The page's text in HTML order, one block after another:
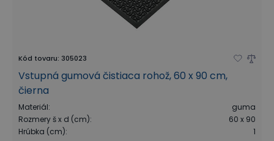
Kód tovaru: 305023
Vstupná gumová čistiaca rohož, 60 x 90 cm,
čierna
Materiál:
guma
Rozmery š x d (cm):
60 x 90
Hrúbka (cm): 1